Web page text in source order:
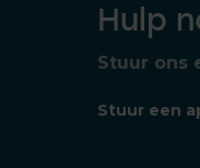
Hulp
Stuur ons
Stuur een